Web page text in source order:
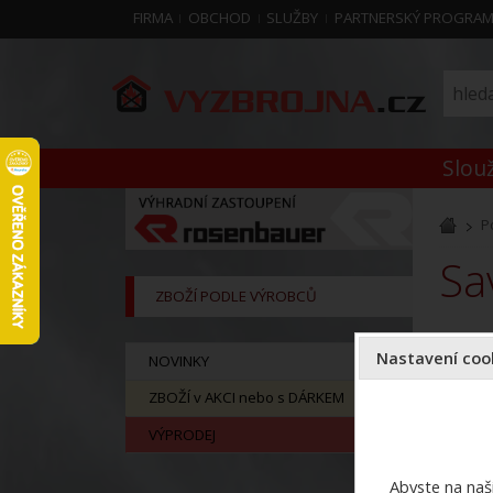
FIRMA OBCHOD SLUŽBY PARTNERSKÝ PROGRAM
ZBOŽÍ PODLE VÝROBCŮ
NOVINKY
ZBOŽÍ v AKCI nebo s DÁRKEM
VÝPRODEJ
Nastavení
Abyste na